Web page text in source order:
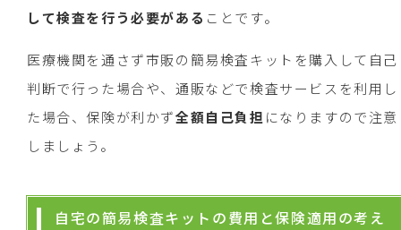
して検査を行う必要がある ことです。
医療機関を通さず市販の簡易検査キットを購入して自己
判断で行った場合や、通販などで検査サービスを利用し
た場合、保険が利かず全額自己負担になりますので注意
しましょう。
自宅の簡易検査キットの費用と保険適用の考え